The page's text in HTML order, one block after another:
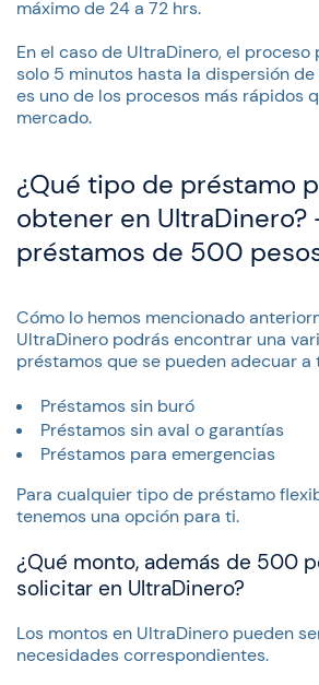
máximo de 24 a 72 hrs.
En el caso de UltraDinero, el
solo 5 minutos hasta la dispersión de
es uno de los procesos más rápidos
mercado.
¿Qué tipo de préstamo
obtener en UltraDinero?
préstamos de 500
Cómo lo hemos mencionado
UltraDinero podrás encontrar una
préstamos que se pueden adecuar a
Préstamos sin buró
Préstamos sin aval o garantías
Préstamos para emergencias
Para cualquier tipo de préstamo
tenemos una opción para ti.
¿Qué monto, además de 500
solicitar en UltraDinero?
Los montos en UltraDinero pueden
necesidades correspondientes.